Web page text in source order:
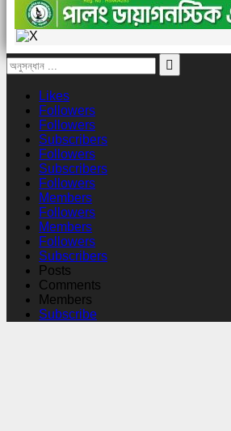
Likes
Followers
Followers
Subscribers
Followers
Subscribers
Followers
Members
Followers
Members
Followers
Subscribers
Posts
Comments
Members
Subscribe